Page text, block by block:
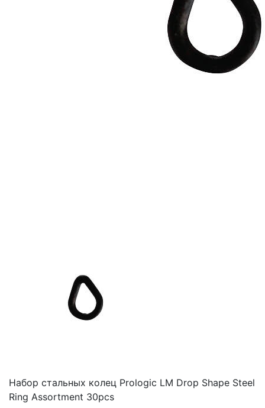
Набор стальных колец Prologic LM Drop Shape Steel
Ring Assortment 30pcs